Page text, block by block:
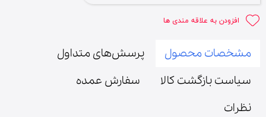
افزودن به علاقه مندی ها
مشخصات محصول
پرسش‌های متداول
سیاست بازگشت کالا
سفارش عمده
نظرات